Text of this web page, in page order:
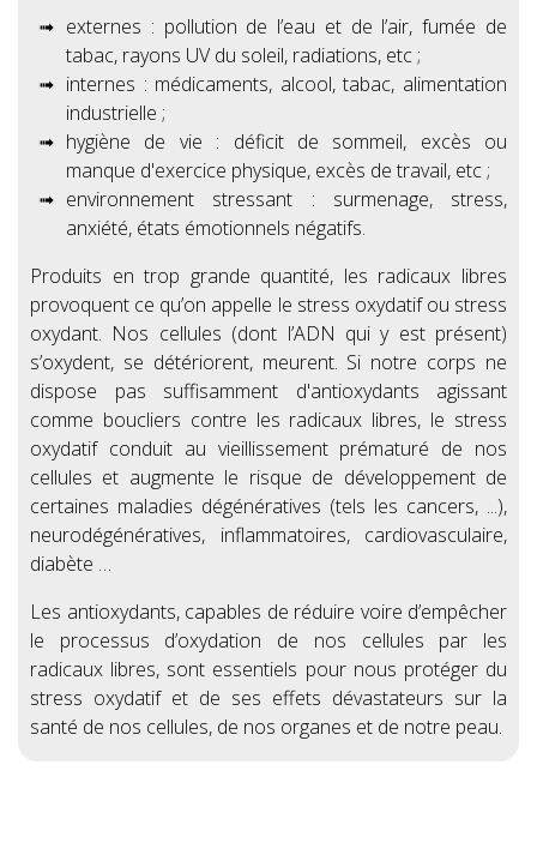
externes : pollution de l’eau et de l’air, fumée de
tabac, rayons UV du soleil, radiations, etc ;
internes : médicaments, alcool, tabac, alimentation
industrielle ;
hygiène de vie : déficit de sommeil, excès ou
manque d'exercice physique, excès de travail, etc ;
environnement stressant : surmenage, stress,
anxiété, états émotionnels négatifs.
Produits en trop grande quantité, les radicaux libres
provoquent ce qu’on appelle le stress oxydatif ou stress
oxydant. Nos cellules (dont l’ADN qui y est présent)
s’oxydent, se détériorent, meurent. Si notre corps ne
dispose pas suffisamment d'antioxydants agissant
comme boucliers contre les radicaux libres, le stress
oxydatif conduit au vieillissement prématuré de nos
cellules et augmente le risque de développement de
certaines maladies dégénératives (tels les cancers, ...),
neurodégénératives, inflammatoires, cardiovasculaire,
diabète …
Les antioxydants, capables de réduire voire d’empêcher
le processus d’oxydation de nos cellules par les
radicaux libres, sont essentiels pour nous protéger du
stress oxydatif et de ses effets dévastateurs sur la
santé de nos cellules, de nos organes et de notre peau.